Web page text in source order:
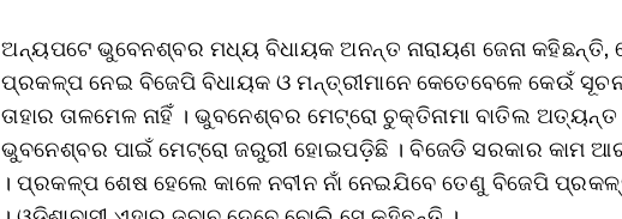
ଅନ୍ୟପଟେ ଭୁବେନଶ୍ବର ମଧ୍ୟ ବିଧାୟକ ଅନନ୍ତ ନାରାୟଣ ଜେନା କହିଛନ୍ତି,
ପ୍ରକଳ୍ପ ନେଇ ବିଜେପି ବିଧାୟକ ଓ ମନ୍ତ୍ରୀମାନେ କେତେବେଳେ କେଉଁ
ତାହାର ତାଳମେଳ ନାହିଁ । ଭୁବନେଶ୍ବର ମେଟ୍ରୋ ଚୁକ୍ତିନାମା ବାତିଲ ଅତ୍ୟନ୍ତ
ଭୁବନେଶ୍ବର ପାଇଁ ମେଟ୍ରୋ ଜରୁରୀ ହୋଇପଡ଼ିଛି । ବିଜେଡି ସରକାର କାମ
। ପ୍ରକଳ୍ପ ଶେଷ ହେଲେ କାଳେ ନବୀନ ନାଁ ନେଇଯିବେ ତେଣୁ ବିଜେପି